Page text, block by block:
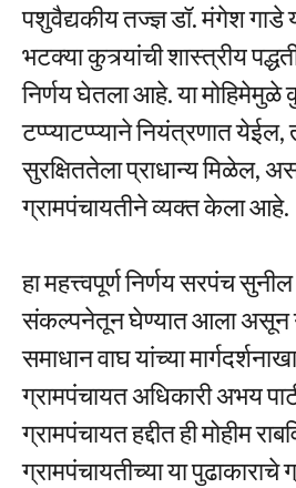
पशुवैद्यकीय तज्ज्ञ डॉ. मंगेश गाडे
भटक्या कुत्र्यांची शास्त्रीय
निर्णय घेतला आहे. या मोहिमेमुळे
टप्प्याटप्प्याने नियंत्रणात
सुरक्षिततेला प्राधान्य मिळेल,
ग्रामपंचायतीने व्यक्त केला आहे.
हा महत्त्वपूर्ण निर्णय सरपंच
संकल्पनेतून घेण्यात आला असून
समाधान वाघ यांच्या
ग्रामपंचायत अधिकारी अभय
ग्रामपंचायत हद्दीत ही मोहीम
ग्रामपंचायतीच्या या